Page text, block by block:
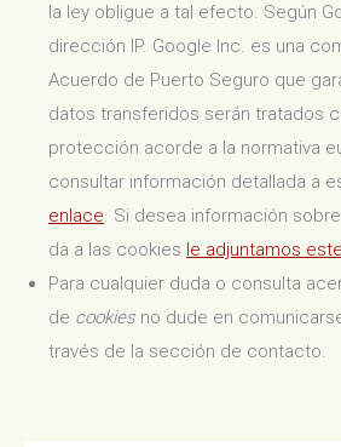
la ley obligue a tal efecto. Según
dirección IP. Google Inc. es una
Acuerdo de Puerto Seguro que
datos transferidos serán tratados
protección acorde a la normativa
consultar información detallada a
enlace. Si desea información
da a las cookies le adjuntamos
Para cualquier duda o consulta
de cookies no dude en
través de la sección de contacto.